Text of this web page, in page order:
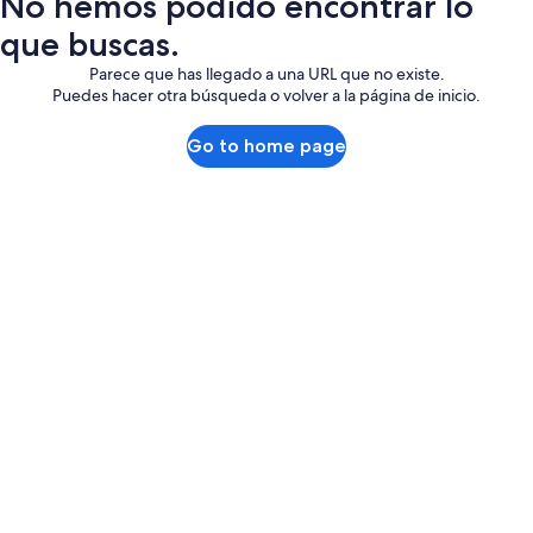
que buscas.
Parece que has llegado a una URL que no existe.
Puedes hacer otra búsqueda o volver a la página de inicio.
Go to home page